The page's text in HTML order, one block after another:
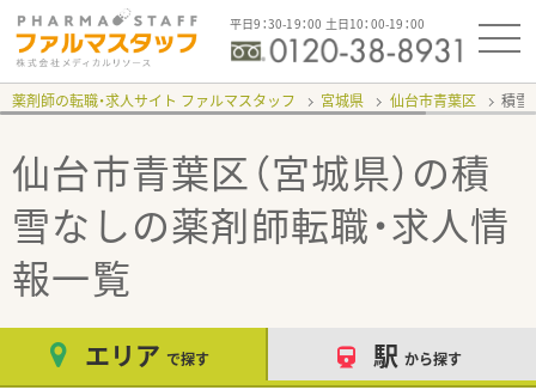
平日9：30-19：00 土日10：00-19：00
薬剤師の転職・求人サイト ファルマスタッフ 宮城県 仙台市青葉区 積雪
仙台市青葉区（宮城県）の積
雪なしの薬剤師転職・求人情
報一覧
エリア で探す 駅 から探す